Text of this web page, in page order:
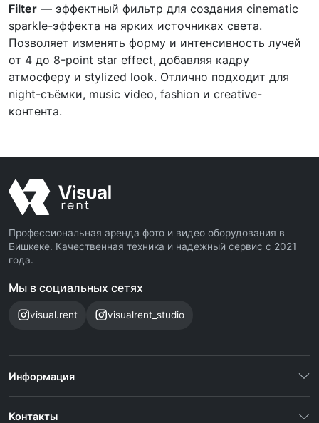
Filter — эффектный фильтр для создания cinematic
sparkle-эффекта на ярких источниках света.
Позволяет изменять форму и интенсивность лучей
от 4 до 8-point star effect, добавляя кадру
атмосферу и stylized look. Отлично подходит для
night-съёмки, music video, fashion и creative-
контента.
Профессиональная аренда фото и видео оборудования в
Бишкеке. Качественная техника и надежный сервис с 2021
года.
Мы в социальных сетях
visual.rent visualrent_studio
Информация
Контакты